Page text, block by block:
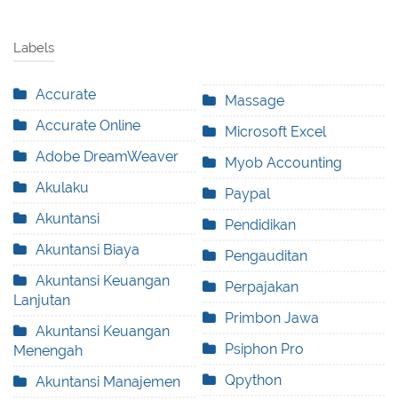
Labels
Accurate
Accurate Online
Adobe DreamWeaver
Akulaku
Akuntansi
Akuntansi Biaya
Akuntansi Keuangan
Lanjutan
Akuntansi Keuangan
Menengah
Akuntansi Manajemen
Massage
Microsoft Excel
Myob Accounting
Paypal
Pendidikan
Pengauditan
Perpajakan
Primbon Jawa
Psiphon Pro
Qpython